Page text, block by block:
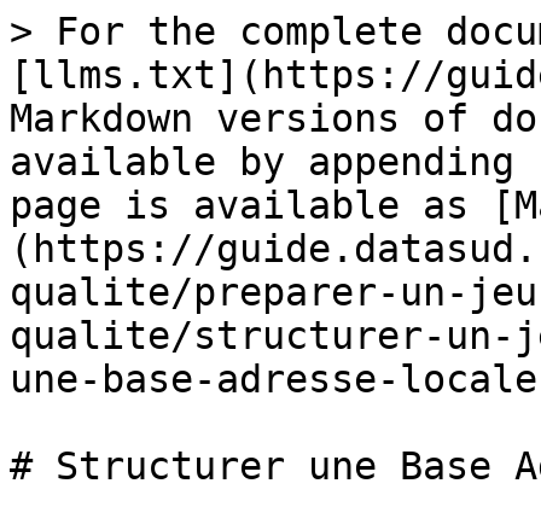
> For the complete
[llms.txt](https://
Markdown versions of
available by
page is available as
(https://
qualite/preparer-un-
qualite/structurer-un-
une-base-adresse-
# Structurer une Base